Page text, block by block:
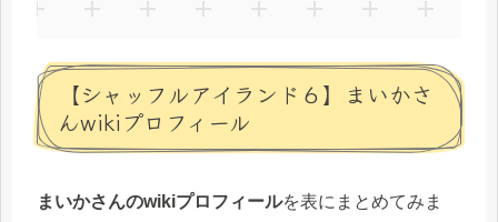
【シャッフルアイランド６】まいかさ
んwikiプロフィール
まいかさんのwikiプロフィールを表にまとめてみま